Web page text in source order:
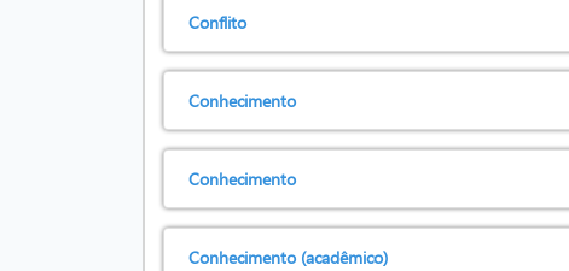
Conflito
Conhecimento
Conhecimento
Conhecimento (acadêmico)